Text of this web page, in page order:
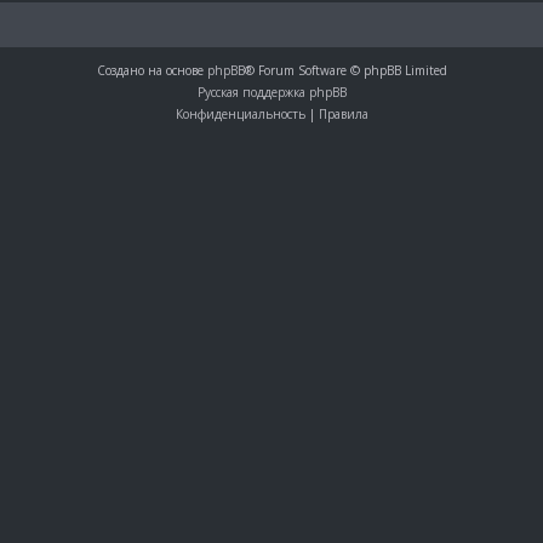
Создано на основе phpBB® Forum Software © phpBB Limited
Русская поддержка phpBB
Конфиденциальность| Правила